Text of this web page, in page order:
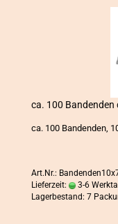
ca. 100 Ban­den­den
ca. 100 Ban­den­den,
Art.Nr.:
Lieferzeit:
3-6
Lagerbestand: 7